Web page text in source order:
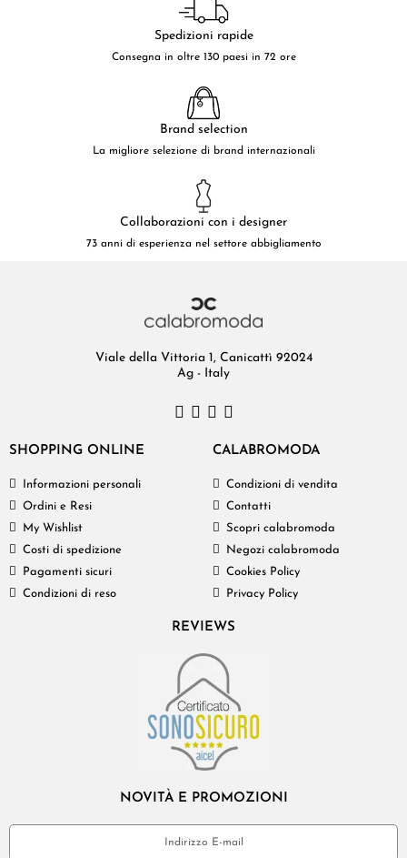
Spedizioni rapide
Consegna in oltre 130 paesi in 72 ore
Brand selection
La migliore selezione di brand internazionali
Collaborazioni con i designer
73 anni di esperienza nel settore abbigliamento
Viale della Vittoria 1, Canicattì 92024
Ag - Italy
SHOPPING ONLINE
Informazioni personali
Ordini e Resi
My Wishlist
Costi di spedizione
Pagamenti sicuri
Condizioni di reso
CALABROMODA
Condizioni di vendita
Contatti
Scopri calabromoda
Negozi calabromoda
Cookies Policy
Privacy Policy
REVIEWS
NOVITÀ E PROMOZIONI